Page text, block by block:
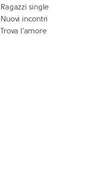
Ragazzi single
Nuovi incontri
Trova l'amore